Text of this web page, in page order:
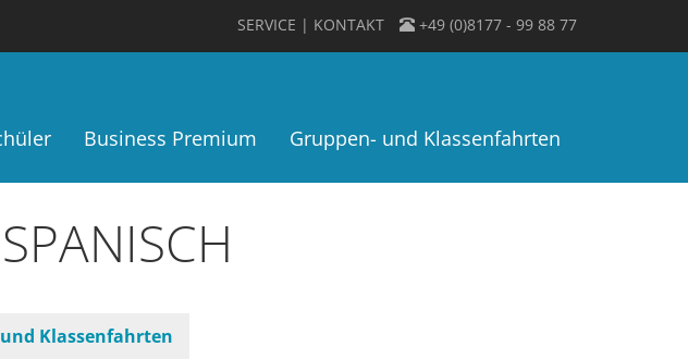
SERVICE KONTAKT +49 (0)8177 - 99 88 77
Business Premium Gruppen- und Klassenfahrten
Klassenfahrten